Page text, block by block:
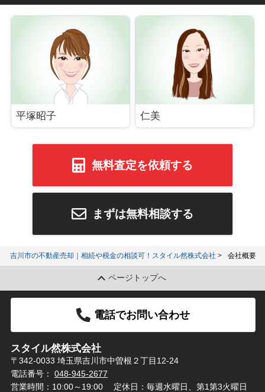
強みです。「短期間で売却したい」「周囲に知られずに
自宅を売りたい」といったご要望にも、柔軟に対応いた
します。不動産売買は一生のうちに何度も経験するもの
ではなく、不安を感じられる方も多いかと存じます。だ
からこそ、お客様一人ひとりに寄り添い、全力でお応え
することが、私自身の仕事に対する責任であり、やりが
いであると考えております。
平塚昭子 仁美
無料査定を依頼する
まずは無料相談する
吉川市の不動産売却｜相続や税金の相談可！スタイル然株式会社 会社概要
ページトップへ
電話でお問い合わせ
スタイル然株式会社
〒342-0033 埼玉県吉川市中曽根２丁目12-24
電話番号： 048-945-2677
営業時間：10:00～19:00
定休日：毎週水曜日、第1第3火曜日